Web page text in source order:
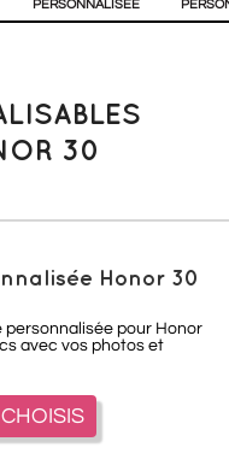
PERSONNALISÉE
30
Honor 30
personnalisée pour Honor
avec vos photos et